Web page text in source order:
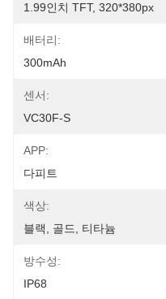
1.99인치 TFT, 320*380px
배터리:
300mAh
센서:
VC30F-S
APP:
다피트
색상:
블랙, 골드, 티타늄
방수성:
IP68